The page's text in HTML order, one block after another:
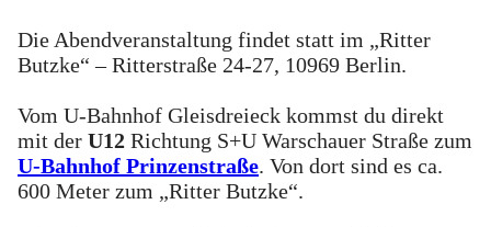
Die Abendveranstaltung findet statt im „Ritter
Butzke“ – Ritterstraße 24-27, 10969 Berlin.
Vom U-Bahnhof Gleisdreieck kommst du direkt
mit der U12 Richtung S+U Warschauer Straße zum
U-Bahnhof Prinzenstraße. Von dort sind es ca.
600 Meter zum „Ritter Butzke“.